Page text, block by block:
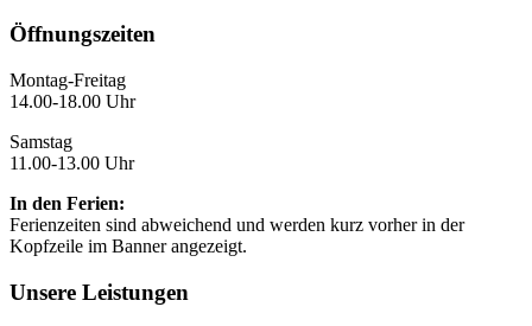
Öffnungszeiten
Montag-Freitag
14.00-18.00 Uhr
Samstag
11.00-13.00 Uhr
In den Ferien:
Ferienzeiten sind abweichend und werden kurz vorher in der
Kopfzeile im Banner angezeigt.
Unsere Leistungen